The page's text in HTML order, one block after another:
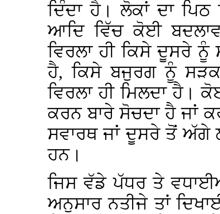
ਦਿੰਦਾ ਹੈ। ਲੋਕਾਂ ਦਾ
ਆਦਿ ਵਿੱਚ ਕੋਈ
ਵਿਰਲਾ ਹੀ ਕਿਸੇ ਦੂਸਰੇ ਨੂੰ
ਹੈ, ਕਿਸੇ ਬਜੁਰਗ ਨੂੰ
ਵਿਰਲਾ ਹੀ ਮਿਲਦਾ ਹੈ।
ਕਰਨ ਬਾਰੇ ਸੋਚਦਾ ਹੈ ਜਾਂ
ਸਵਾਰਥ ਜਾਂ ਦੂਸਰੇ ਤੋਂ ਅੱਗੇ
ਹਨ।
ਜਿਸ ਵੱਡੇ ਪੱਧਰ ਤੇ
ਅਨੁਸਾਰ ਨਤੀਜੇ ਤਾਂ